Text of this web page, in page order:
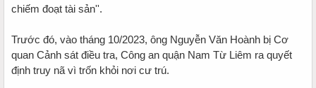
chiếm đoạt tài sản''.
Trước đó, vào tháng 10/2023, ông Nguyễn Văn Hoành bị Cơ
quan Cảnh sát điều tra, Công an quận Nam Từ Liêm ra quyết
định truy nã vì trốn khỏi nơi cư trú.